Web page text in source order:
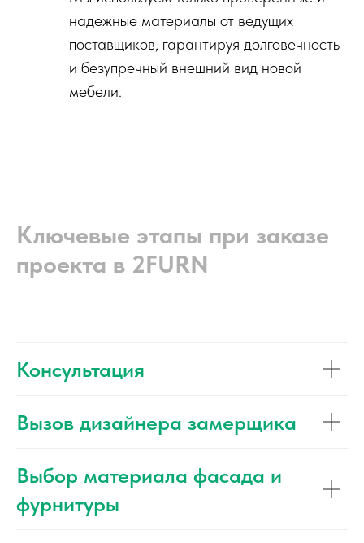
надежные материалы от ведущих
поставщиков, гарантируя долговечность
и безупречный внешний вид новой
мебели.
Ключевые этапы при заказе
проекта в 2FURN
Консультация
Вызов дизайнера замерщика
Выбор материала фасада и
фурнитуры